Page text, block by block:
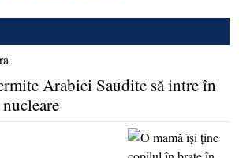
Arabiei Saudite să intre în